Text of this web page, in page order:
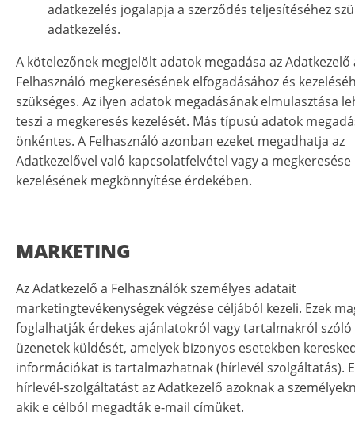
adatkezelés jogalapja a szerződés teljesítéséhez
adatkezelés.
A kötelezőnek megjelölt adatok megadása az Adatkezelő
Felhasználó megkeresésének elfogadásához és
szükséges. Az ilyen adatok megadásának elmulasztása
teszi a megkeresés kezelését. Más típusú adatok
önkéntes. A Felhasználó azonban ezeket megadhatja az
Adatkezelővel való kapcsolatfelvétel vagy a megkeresése
kezelésének megkönnyítése érdekében.
MARKETING
Az Adatkezelő a Felhasználók személyes adatait
marketingtevékenységek végzése céljából kezeli. Ezek
foglalhatják érdekes ajánlatokról vagy tartalmakról szóló
üzenetek küldését, amelyek bizonyos esetekben
információkat is tartalmazhatnak (hírlevél szolgáltatás).
hírlevél-szolgáltatást az Adatkezelő azoknak a
akik e célból megadták e-mail címüket.